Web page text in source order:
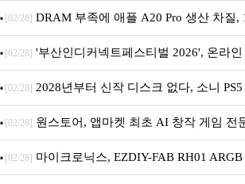
[02/28] DRAM 부족에 애플 A20 Pro 생산 차질,
퍼 대기
[02/28] '부산인디커넥트페스티벌 2026', 온라
개막... 22일간 진행
[02/28] 2028년부터 신작 디스크 없다, 소니
문 추가
[02/28] 원스토어, 앱마켓 최초 AI 창작 게임 전
[02/28] 마이크로닉스, EZDIY-FAB RH01